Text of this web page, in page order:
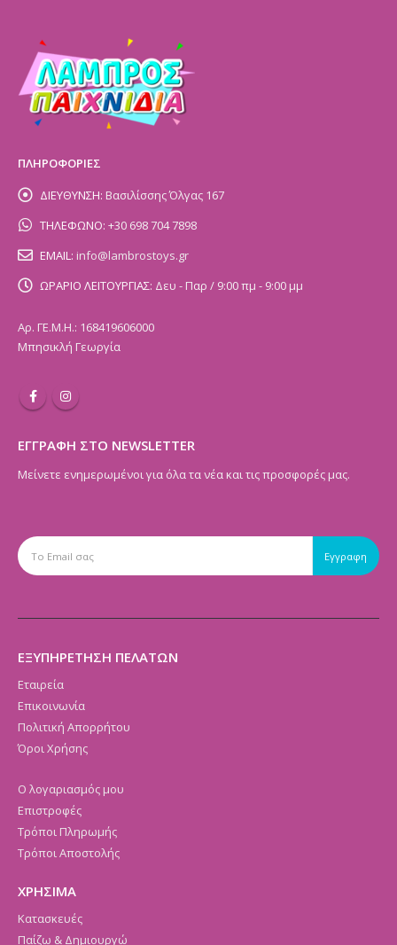
ΠΛΗΡΟΦΟΡΙΕΣ
ΔΙΕΥΘΥΝΣΗ: Βασιλίσσης Όλγας 167
ΤΗΛΕΦΩΝΟ: +30 698 704 7898
EMAIL: info@lambrostoys.gr
ΩΡΑΡΙΟ ΛΕΙΤΟΥΡΓΙΑΣ: Δευ - Παρ / 9:00 πμ - 9:00 μμ
Αρ. ΓΕ.Μ.Η.: 168419606000
Μπησικλή Γεωργία
ΕΓΓΡΑΦΗ ΣΤΟ NEWSLETTER
Μείνετε ενημερωμένοι για όλα τα νέα και τις προσφορές μας.
ΕΞΥΠΗΡΕΤΗΣΗ ΠΕΛΑΤΩΝ
Εταιρεία
Επικοινωνία
Πολιτική Απορρήτου
Όροι Χρήσης
Ο λογαριασμός μου
Επιστροφές
Τρόποι Πληρωμής
Τρόποι Αποστολής
ΧΡΗΣΙΜΑ
Κατασκευές
Παίζω & Δημιουργώ